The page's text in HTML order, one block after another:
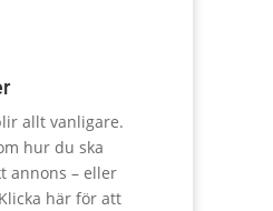
allt vanligare.
hur du ska
annons – eller
Klicka här för att